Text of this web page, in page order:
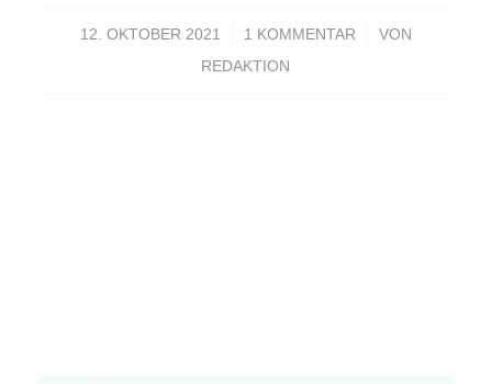
12. OKTOBER 2021
/ 1 KOMMENTAR
/
VON
REDAKTION